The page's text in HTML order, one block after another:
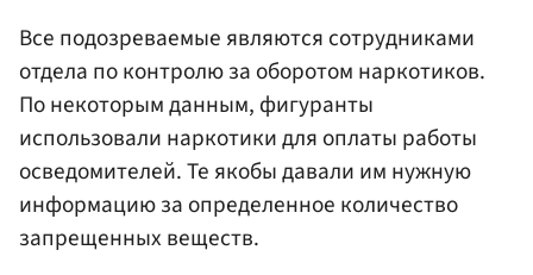
Все подозреваемые являются сотрудниками
отдела по контролю за оборотом наркотиков.
По некоторым данным, фигуранты
использовали наркотики для оплаты работы
осведомителей. Те якобы давали им нужную
информацию за определенное количество
запрещенных веществ.